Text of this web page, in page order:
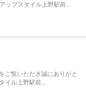
ップスタイル上野駅前...
ご覧いただき誠にありがと
イル上野駅前...